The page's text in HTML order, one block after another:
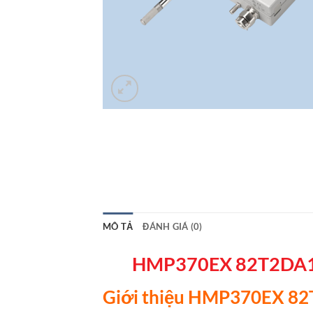
MÔ TẢ ĐÁNH GIÁ (0)
HMP370EX
Giới thiệu HMP370EX